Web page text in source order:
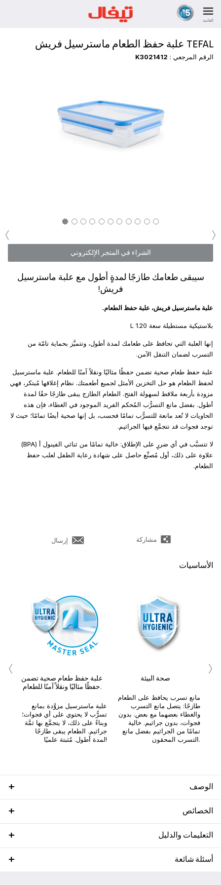
القائمة
TEFAL علبة حفظ الطعام ماسترسيل فريش
الرقم المرجعي : K3021412
‹ ›
الشراء في المتجر الإلكتروني
سيبقى طعامك طازجًا لمدةٍ أطول مع علبة ماسترسيل
فريش!
علبة ماسترسيل فريش، علبة حفظ الطعام.
بلاستيكية مستطيلة سعة 1.20 L
إنها العلبة التي تحافظ على طعامك لمدة أطول، وتتميَّز بحماية تامّة من
التسرب لضمان التنقل الآمن.
علبة حفظ طعام صحية تضمن حفظًا مثاليًا ونقلاً آمنًا للطعام. علبة ماسترسيل
لحفظ الطعام هو حل التخزين الأمثل لجميع أطعمتك. نظام إغلاقها مُبتكر، فهي
مزودة بأربعة ملاقط لسهولة الفتح. الطعام الطازج يبقى طازجًا حقًا لمدة
أطول. بفضل مانع التسرُّب المُحكم الفريد الموجود في الغطاء، فإن هذه
الحاويات لا تُعد مانعة للتسرُّب تمامًا فحسب، بل إنها صحية أيضًا تمامًا؛ حيث لا
توجد فجوات قد تتجمَّع فيها الجراثيم.
لا تتسبَّب في أي ضررٍ على الإطلاق: خالية تمامًا من ثنائي الفينول أ (BPA)
علاوة على ذلك، أول مُصنِّع حاصل على شهادة رعاية الطفل لعلب حفظ
الطعام.
مشاركة إرسال
الأساسيات
علبة حفظ طعام صحية تضمن
حفظًا مثاليًا ونقلاً آمنًا للطعام.
علبة ماسترسيل مزوَّدة بمانع
تسرُّب لا يحتوي على أي فجوات؛
وبناءً على ذلك، لا يتجمَّع بها ثمَّة
جراثيم. الطعام يبقى طازجًا
لمدة أطول. مُثبتة علميًا!
صحة البيئة
مانع تسرب يحافظ على الطعام
طازجًا: يتصل مانع التسرب
والغطاء بعضهما مع بعض. بدون
فجوات، بدون جراثيم. خالية
تمامًا من الجراثيم بفضل مانع
التسرب المحقون.
‹ ›
الوصف
الخصائص
التعليمات والدليل
أسئلة شائعة